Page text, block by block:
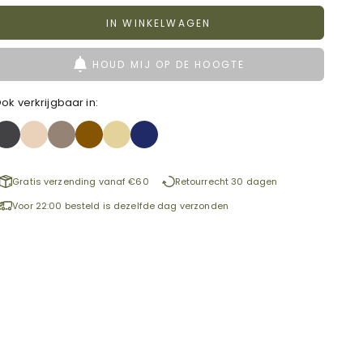
IN WINKELWAGEN
HOUD MIJ OP DE HOOGTE
verkrijgbaar in:
Gratis verzending vanaf €60
Retourrecht 30 dagen
Voor 22:00 besteld is dezelfde dag verzonden